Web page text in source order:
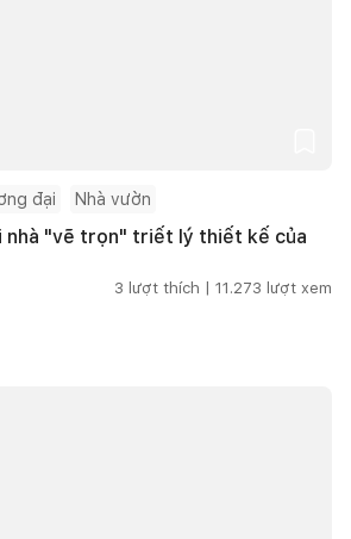
đại Nhà vườn
nhà "vẽ trọn" triết lý thiết kế của
3 lượt thích | 11.273 lượt xem